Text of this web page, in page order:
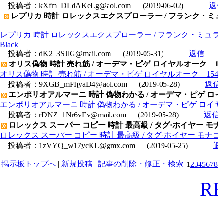
投稿者： kXfm_DLdAKeLg@aol.com (2019-06-02)
返
レプリカ 時計 ロレックスエクスプローラー / フランク・
レプリカ 時計 ロレックスエクスプローラー / フランク・ミ
Black
投稿者： dK2_3SJlG@mail.com (2019-05-31)
返信
オリス偽物 時計 売れ筋 / オーデマ・ピゲ ロイヤルオーク
オリス偽物 時計 売れ筋 / オーデマ・ピゲ ロイヤルオーク
投稿者： 9XGB_mPIjyaD4@aol.com (2019-05-28)
返
エンポリオアルマーニ 時計 偽物わかる / オーデマ・ピゲ
エンポリオアルマーニ 時計 偽物わかる / オーデマ・ピゲ ロ
投稿者： rDNZ_1Nr6vEv@mail.com (2019-05-28)
返
ロレックス スーパー コピー 時計 最高級 / タグ·ホイヤー
ロレックス スーパー コピー 時計 最高級 / タグ·ホイヤー モナ
投稿者： 1zVYQ_w17ycKL@gmx.com (2019-05-25)
掲示板トップへ | 新規投稿 | 記事の削除・修正・検索 1 2345678